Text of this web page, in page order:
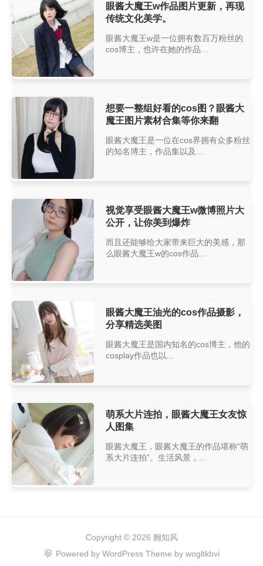
眼酱大魔王w作品图片更新，再现
传统文化美学。
眼酱大魔王w是一位拥有数百万粉丝的
cos博主，也许在她的作品...
想要一整组好看的cos图？眼酱大
魔王图片素材合集等你来翻
眼酱大魔王是一位在cos界拥有众多粉丝
的知名博主，作品集以及...
视觉享受眼酱大魔王w微博照片大
公开，让你美到爆炸
而且还能够给大家带来巨大的美感，那
么眼酱大魔王w的cos作品...
眼酱大魔王油光的cos作品摄影，
分享精选美图
眼酱大魔王是国内知名的cos博主，他的
cosplay作品也以...
萌系大片连拍，眼酱大魔王女友惊
人图集
眼酱大魔王，眼酱大魔王的作品堪称“萌
系大片连拍”。生活风景，...
Copyright © 2026 阙知风
Powered by WordPress Theme by wogltkbvi